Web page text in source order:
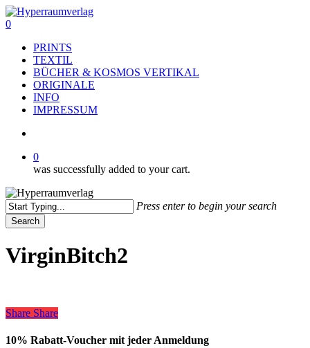
Skip
to
content
search
0
PRINTS
TEXTIL
BÜCHER & KOSMOS VERTIKAL
ORIGINALE
INFO
IMPRESSUM
0
was successfully added to your cart.
Press enter to begin your search
Search
Search
VirginBitch2
Share
Share Share
10% Rabatt-Voucher mit jeder Anmeldung